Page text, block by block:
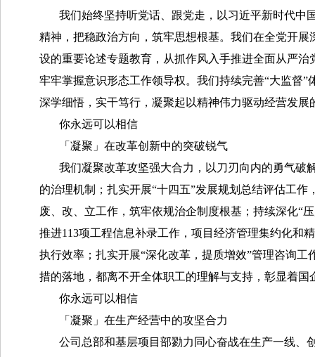
我们始终坚持听党话、跟党走，以习近平新时代中
精神，把稳政治方向，筑牢思想根基。我们在全党开
设的重要论述专题教育，从抓作风入手推进全面从严
牢牢掌握意识形态工作领导权。我们持续完善“大监督
深学细悟，实干笃行，凝聚起以精神伟力驱动经营发展
你永远可以相信
「凝聚」在改革创新中的突破锐气
我们凝聚改革攻坚强大合力，以刀刃向内的勇气破
的治理机制；扎实开展“十四五”发展规划总结评估工
废、改、立工作，筑牢依规治企制度根基；持续深化“
推进113项工程信息补录工作，项目经济管理集约化和
执行效率；扎实开展“深化改革，提质增效”管理咨询
措的落地，都离不开全体职工的理解与支持，彰显着国
你永远可以相信
「凝聚」在生产经营中的攻坚合力
公司总部和基层项目部勠力同心奋战在生产一线、